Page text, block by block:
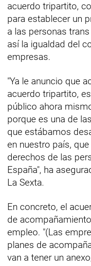
acuerdo tripartito,
para establecer un
a las personas
así la igualdad del
empresas.
"Ya le anuncio que
acuerdo tripartito,
público ahora
porque es una de
que estábamos
en nuestro país,
derechos de las
España", ha
La Sexta.
En concreto, el
de
empleo. "(Las
planes de
van a tener un